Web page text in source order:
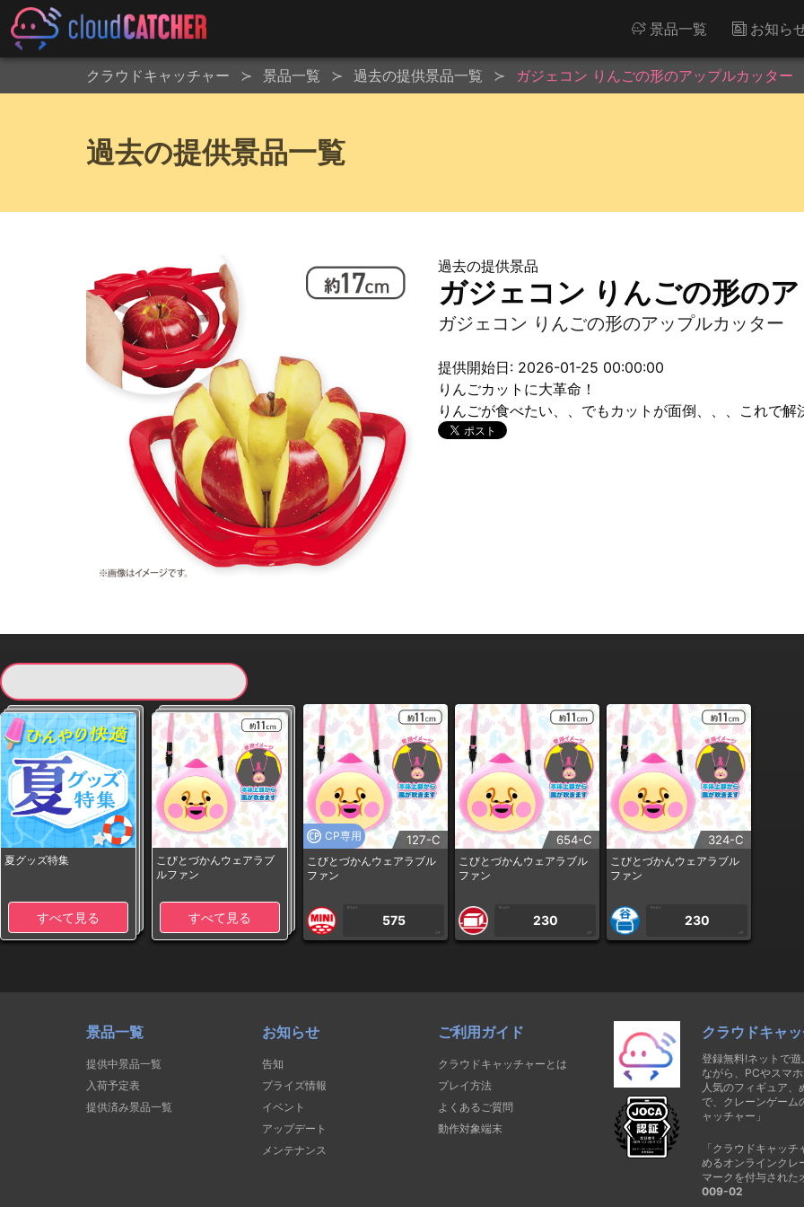
景品一覧 お知ら
クラウドキャッチャー 景品一覧 過去の提供景品一覧 ガジェコン りんごの形のアップルカッター
過去の提供景品一覧
過去の提供景品
ガジェコン りんごの形の
ガジェコン りんごの形のアップルカッター
提供開始日: 2026-01-25 00:00:00
りんごカットに大革命！
りんごが食べたい、、でもカットが面倒、、、これで解
夏グッズ特集
すべて見る
こびとづかんウェアラブ
ルファン
すべて見る
CP専用 127-C
こびとづかんウェアラブル
ファン
1PLAY
575
CP
654-C
こびとづかんウェアラブル
ファン
1PLAY
230
CP
324-C
こびとづかんウェアラブル
ファン
1PLAY
230
CP
景品一覧
提供中景品一覧
入荷予定表
提供済み景品一覧
お知らせ
告知
プライズ情報
イベント
アップデート
メンテナンス
ご利用ガイド
クラウドキャッチャーとは
プレイ方法
よくあるご質問
動作対象端末
クラウドキャ
登録無料!ネットで
ながら、PCやスマ
人気のフィギュア
で、クレーンゲーム
ャッチャー」
「クラウドキャッ
めるオンラインクレ
マークを付与された
009-02